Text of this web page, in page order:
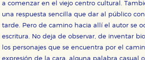
a comenzar en el viejo centro cultural.
una respuesta sencilla que dar al público
tarde. Pero de camino hacia allí el autor se
escritura. No deja de observar, de inventar
los personajes que se encuentra por el